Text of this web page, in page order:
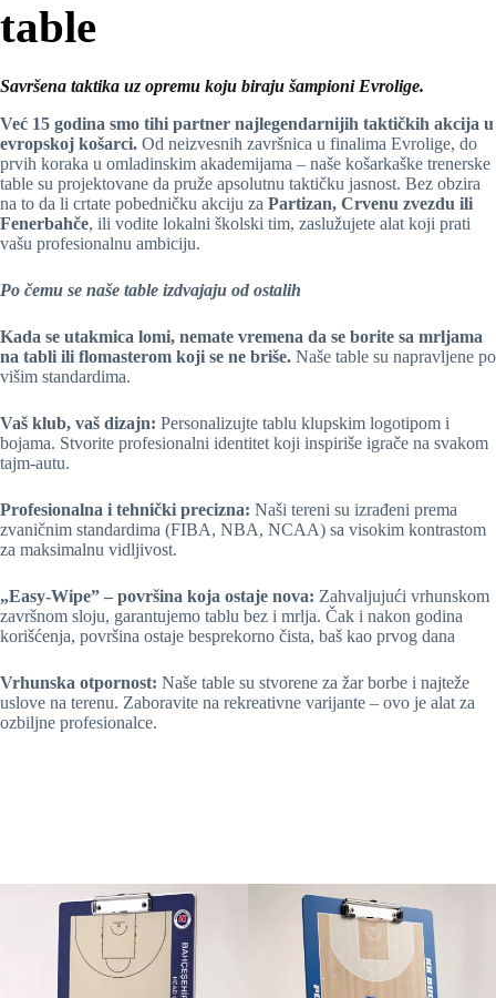
table
Savršena taktika uz opremu koju biraju šampioni Evrolige.
Već 15 godina smo tihi partner najlegendarnijih taktičkih akcija u
evropskoj košarci. Od neizvesnih završnica u finalima Evrolige, do
prvih koraka u omladinskim akademijama – naše košarkaške trenerske
table su projektovane da pruže apsolutnu taktičku jasnost. Bez obzira
na to da li crtate pobedničku akciju za Partizan, Crvenu zvezdu ili
Fenerbahče, ili vodite lokalni školski tim, zaslužujete alat koji prati
vašu profesionalnu ambiciju.
Po čemu se naše table izdvajaju od ostalih
Kada se utakmica lomi, nemate vremena da se borite sa mrljama
na tabli ili flomasterom koji se ne briše. Naše table su napravljene po
višim standardima.
Vaš klub, vaš dizajn: Personalizujte tablu klupskim logotipom i
bojama. Stvorite profesionalni identitet koji inspiriše igrače na svakom
tajm-autu.
Profesionalna i tehnički precizna: Naši tereni su izrađeni prema
zvaničnim standardima (FIBA, NBA, NCAA) sa visokim kontrastom
za maksimalnu vidljivost.
„Easy-Wipe” – površina koja ostaje nova: Zahvaljujući vrhunskom
završnom sloju, garantujemo tablu bez i mrlja. Čak i nakon godina
korišćenja, površina ostaje besprekorno čista, baš kao prvog dana
Vrhunska otpornost: Naše table su stvorene za žar borbe i najteže
uslove na terenu. Zaboravite na rekreativne varijante – ovo je alat za
ozbiljne profesionalce.